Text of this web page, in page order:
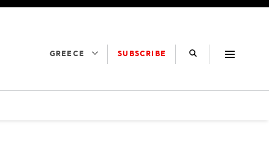
GREECE SUBSCRIBE